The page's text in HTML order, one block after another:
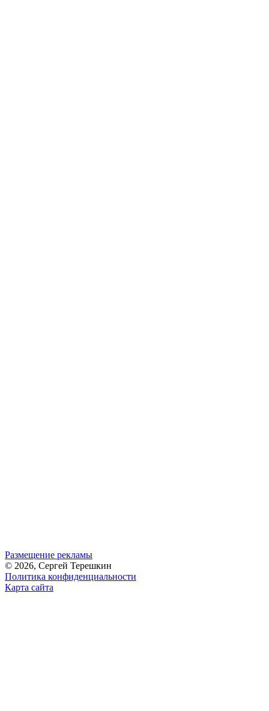
Размещение рекламы
© 2026, Сергей Терешкин
Политика конфиденциальности
Карта сайта